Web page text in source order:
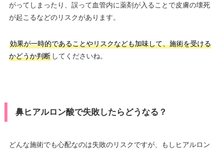
がってしまったり、誤って血管内に薬剤が入ることで皮膚の壊死
が起こるなどのリスクがあります。
効果が一時的であることやリスクなども加味して、施術を受ける
かどうか判断してくださいね。
鼻ヒアルロン酸で失敗したらどうなる？
どんな施術でも心配なのは失敗のリスクですが、もしヒアルロン